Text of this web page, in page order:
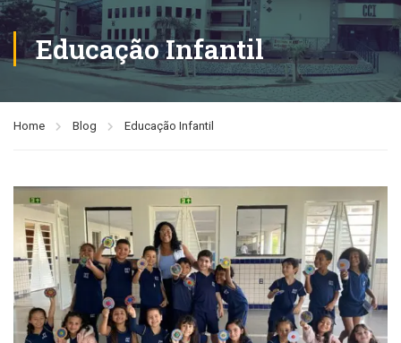
Educação Infantil
Home Blog Educação Infantil